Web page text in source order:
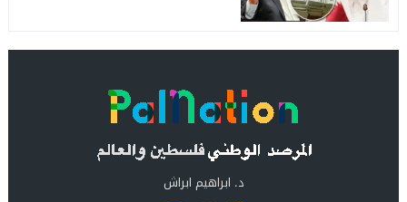
د. ابراهيم ابراش